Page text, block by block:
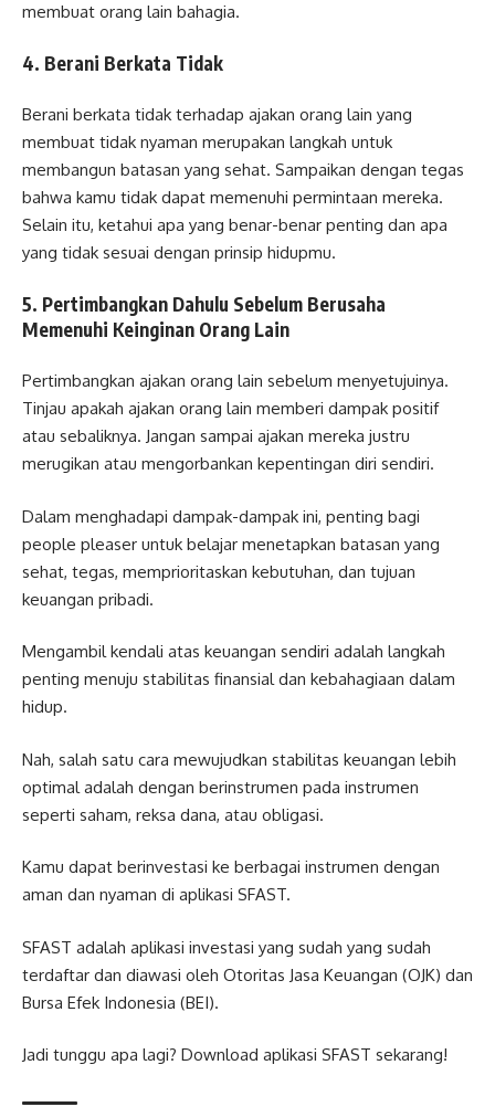
membuat orang lain bahagia.
4. Berani Berkata Tidak
Berani berkata tidak terhadap ajakan orang lain yang
membuat tidak nyaman merupakan langkah untuk
membangun batasan yang sehat. Sampaikan dengan tegas
bahwa kamu tidak dapat memenuhi permintaan mereka.
Selain itu, ketahui apa yang benar-benar penting dan apa
yang tidak sesuai dengan prinsip hidupmu.
5. Pertimbangkan Dahulu Sebelum Berusaha
Memenuhi Keinginan Orang Lain
Pertimbangkan ajakan orang lain sebelum menyetujuinya.
Tinjau apakah ajakan orang lain memberi dampak positif
atau sebaliknya. Jangan sampai ajakan mereka justru
merugikan atau mengorbankan kepentingan diri sendiri.
Dalam menghadapi dampak-dampak ini, penting bagi
people pleaser untuk belajar menetapkan batasan yang
sehat, tegas, memprioritaskan kebutuhan, dan tujuan
keuangan pribadi.
Mengambil kendali atas keuangan sendiri adalah langkah
penting menuju stabilitas finansial dan kebahagiaan dalam
hidup.
Nah, salah satu cara mewujudkan stabilitas keuangan lebih
optimal adalah dengan berinstrumen pada instrumen
seperti saham, reksa dana, atau obligasi.
Kamu dapat berinvestasi ke berbagai instrumen dengan
aman dan nyaman di aplikasi SFAST.
SFAST adalah aplikasi investasi yang sudah yang sudah
terdaftar dan diawasi oleh Otoritas Jasa Keuangan (OJK) dan
Bursa Efek Indonesia (BEI).
Jadi tunggu apa lagi? Download aplikasi SFAST sekarang!